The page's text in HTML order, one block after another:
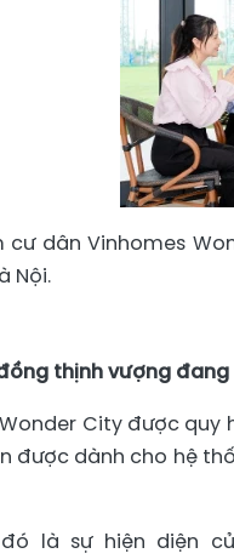
cư dân Vinhomes
Nội.
thịnh vượng
City được quy
được dành cho hệ
là sự hiện diện